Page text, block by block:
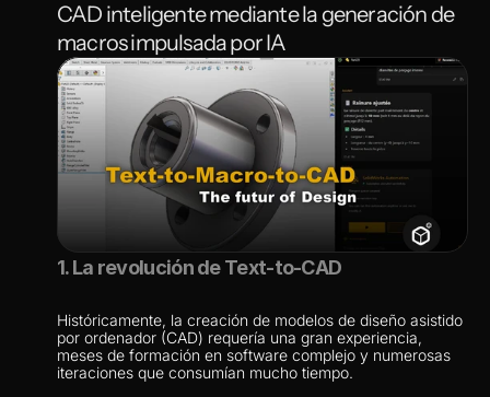
CAD inteligente mediante la generación de
macros impulsada por IA
1. La revolución de Text-to-CAD
Históricamente, la creación de modelos de diseño asistido
por ordenador (CAD) requería una gran experiencia,
meses de formación en software complejo y numerosas
iteraciones que consumían mucho tiempo.